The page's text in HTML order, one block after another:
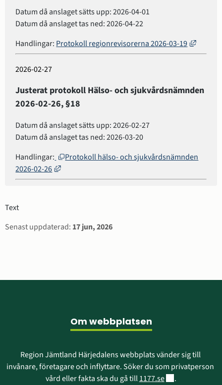
Datum då anslaget sätts upp: 2026-04-01
Datum då anslaget tas ned: 2026-04-22
Handlingar: Protokoll regionrevisorerna 2026-03-19 Länk
2026-02-27
Justerat protokoll Hälso- och sjukvårdsnämnden
2026-02-26, §18
Datum då anslaget sätts upp: 2026-02-27
Datum då anslaget tas ned: 2026-03-20
Handlingar:
Öppnas i nytt fönster.
Protokoll hälso- och sjukvårdsnämnden
2026-02-26
Länk till annan webbplats, öppnas i nytt fönster.
Text
Sidinformation
Senast uppdaterad: 17 jun, 2026
Om webbplatsen
Region Jämtland Härjedalens webbplats vänder sig till
invånare, företagare och inflyttare. Söker du som privatperson
vård eller fakta ska du gå till 1177.seLänk till annan
.